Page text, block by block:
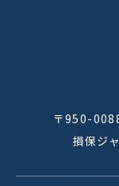
〒950-
損保ジ